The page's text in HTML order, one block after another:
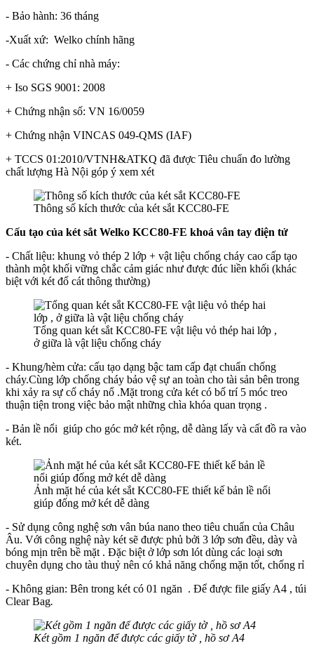
- Bảo hành: 36 tháng
-Xuất xứ: Welko chính hãng
- Các chứng chỉ nhà máy:
+ Iso SGS 9001: 2008
+ Chứng nhận số: VN 16/0059
+ Chứng nhận VINCAS 049-QMS (IAF)
+ TCCS 01:2010/VTNH&ATKQ đã được Tiêu chuẩn đo lường
chất lượng Hà Nội góp ý xem xét
Thông số kích thước của két sắt KCC80-FE
Cấu tạo của két sắt Welko KCC80-FE khoá vân tay điện tử
- Chất liệu: khung vỏ thép 2 lớp + vật liệu chống cháy cao cấp tạo
thành một khối vững chắc cảm giác như được đúc liền khối (khác
biệt với két đổ cát thông thường)
Tổng quan két sắt KCC80-FE vật liệu vỏ thép hai lớp ,
ở giữa là vật liệu chống cháy
- Khung/hèm cửa: cấu tạo dạng bậc tam cấp đạt chuẩn chống
cháy.Cùng lớp chống cháy bảo vệ sự an toàn cho tài sản bên trong
khi xảy ra sự cố cháy nổ .Mặt trong cửa két có bố trí 5 móc treo
thuận tiện trong việc bảo mậtnhững chìa khóa quan trọng .
- Bản lề nổi giúp cho góc mở két rộng, dễ dàng lấy và cất đồ ra vào
két.
Ảnh mặt hé của két sắt KCC80-FE thiết kế bản lề nổi
giúp đống mở két dễ dàng
- Sử dụng công nghệ sơn vân búa nano theo tiêu chuẩn của Châu
Âu. Với công nghệ này két sẽ được phủ bởi 3 lớp sơn đều, dày và
bóng mịn trên bề mặt . Đặc biệt ở lớp sơn lót dùng các loại sơn
chuyên dụng cho tàu thuỷ nên có khả năng chống mặn tốt, chống rỉ
- Không gian: Bên trong két có 01 ngăn . Để được file giấy A4 , túi
Clear Bag.
Két gồm 1 ngăn để được các giấy tờ , hồ sơ A4